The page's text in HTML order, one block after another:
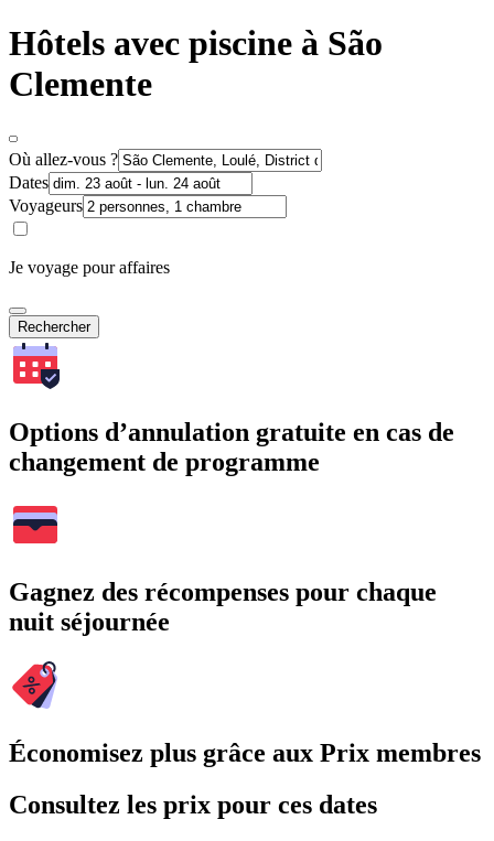
Hôtels avec piscine à São
Clemente
Où allez-vous ?
Dates
Voyageurs
Je voyage pour affaires
Rechercher
Options d’annulation gratuite en cas de
changement de programme
Gagnez des récompenses pour chaque
nuit séjournée
Économisez plus grâce aux Prix membres
Consultez les prix pour ces dates